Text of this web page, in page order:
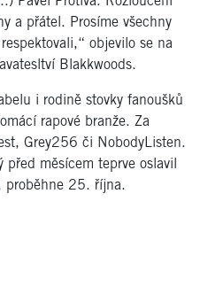
a přátel. Prosíme všechny
objevilo se na
Blakkwoods.
i rodině stovky fanoušků
rapové branže. Za
Grey256 či NobodyListen.
měsícem teprve oslavil
proběhne 25. října.